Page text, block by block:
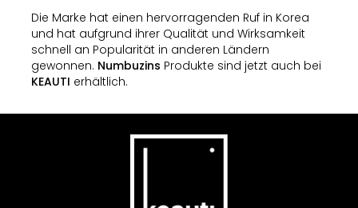
Die Marke hat einen hervorragenden Ruf in Korea
und hat aufgrund ihrer Qualität und Wirksamkeit
schnell an Popularität in anderen Ländern
gewonnen. Numbuzins Produkte sind jetzt auch bei
KEAUTI erhältlich.